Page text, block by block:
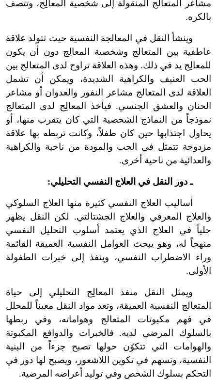
مشاعر المتعالج المنقولة إلى شخصية المعالِج، وتتصف
بالكره.
وينشأ النقل في المعالجة النفسية حيث تتولد علاقة
عاطفية بين المتعالج وشخصية المعالِج دون أن يكون
للمعالِج يد في ذلك. وهذه العلاقة تراوح لدى المتعالج بين
الحب العنيف والكراهية الشديدة، ويمكن أن تشمل
العلاقة لدى المتعالج مشاعر النفور والعدوان أو مشاعر
الحنان والعشق الجنسي. فيأخذ المعالِج لدى المتعالج
نموذجاً من النماذج الشخصية التي كان يتقرب منها، أو
يحاول اجتذابها حين كان طفلاً، وكانت تربطه بها علاقة
مزدوجة تتمثل في الحب والمودة من ناحية والكراهية
والعدائية من ناحية أخرى.
ـ دور النقل في العلاج النفسي التحليلي:
أساليب العلاج النفسي كثيرة منها العلاج السلوكي
والعلاج المعرفي والعلاج الجشتالتي. لكن النقل يظهر
جلياً في العلاج الذي يعتمد أسلوب التحليل النفسي
منهجاً له، وهو يبحث العوامل النفسية العميقة القائمة
وراء الاضطراب النفسي، وينفذ إلى خبرات الطفولة
الأولى.
ويمثل النقل منفذ المعالِج التحليلي إلى حياة
المتعالج النفسية العميقة، وتعد مواد النقل معيناً للمحلل
في فهم مكبوتات المتعالج وهواماته، وفي ربطها
بالسلوك المرضي لديه. فالخبرات والدوافع المكبوتة
والهوامات التي تتكوّن حولها تصبح جزءاً من البنية
النفسية، وتسهم في تكوين اللاشعور، ويصبح لها دور في
التحكم بسلوك الشخص وفي توليد أعراضه المرضية.